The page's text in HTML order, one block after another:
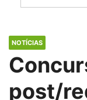
NOTÍCIAS
post/